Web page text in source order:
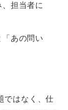
、担当者に
「あの問い
ではなく、仕